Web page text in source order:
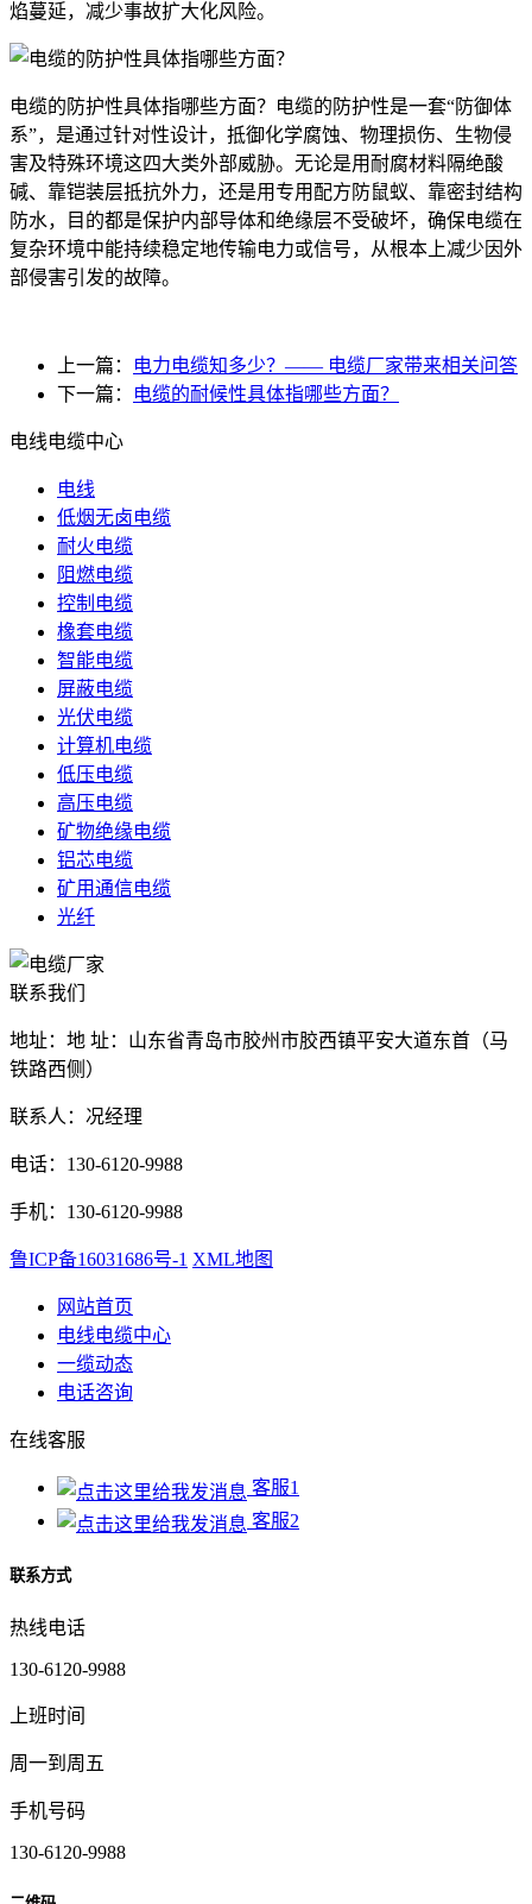
焰蔓延，减少事故扩大化风险。
电缆的防护性具体指哪些方面？电缆的防护性是一套“防御体
系”，是通过针对性设计，抵御化学腐蚀、物理损伤、生物侵
害及特殊环境这四大类外部威胁。无论是用耐腐材料隔绝酸
碱、靠铠装层抵抗外力，还是用专用配方防鼠蚁、靠密封结构
防水，目的都是保护内部导体和绝缘层不受破坏，确保电缆在
复杂环境中能持续稳定地传输电力或信号，从根本上减少因外
部侵害引发的故障。
上一篇：
电力电缆知多少？—— 电缆厂家带来相关问答
下一篇：
电缆的耐候性具体指哪些方面？
电线电缆中心
电线
低烟无卤电缆
耐火电缆
阻燃电缆
控制电缆
橡套电缆
智能电缆
屏蔽电缆
光伏电缆
计算机电缆
低压电缆
高压电缆
矿物绝缘电缆
铝芯电缆
矿用通信电缆
光纤
联系我们
地址：地 址：山东省青岛市胶州市胶西镇平安大道东首（马
铁路西侧）
联系人：况经理
电话：130-6120-9988
手机：130-6120-9988
鲁ICP备16031686号-1 XML地图
网站首页
电线电缆中心
一缆动态
电话咨询
在线客服
客服1
客服2
联系方式
热线电话
130-6120-9988
上班时间
周一到周五
手机号码
130-6120-9988